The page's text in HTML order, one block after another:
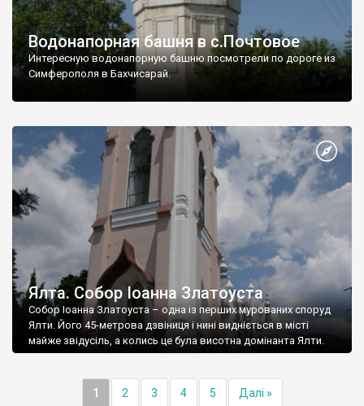
Водонапорная башня в с.Почтовое
Интересную водонапорную башню посмотрели по дороге из
Симферополя в Бахчисарай.
Ялта. Собор Іоанна Златоуста
Собор Іоанна Златоуста – одна із перших мурованих споруд
Ялти. Його 45-метрова дзвіниця і нині видніється в місті
майже звідусіль, а колись це була висотна домінанта Ялти.
1 2 3 4 5 Далі »